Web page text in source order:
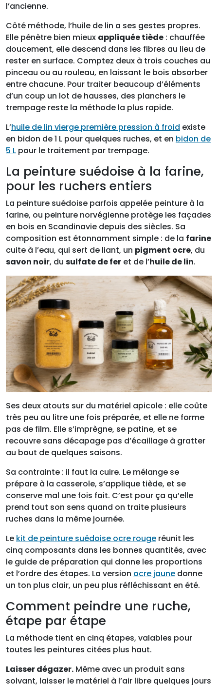
l’ancienne.
Côté méthode, l’huile de lin a ses gestes propres.
Elle pénètre bien mieux appliquée tiède : chauffée
doucement, elle descend dans les fibres au lieu de
rester en surface. Comptez deux à trois couches au
pinceau ou au rouleau, en laissant le bois absorber
entre chacune. Pour traiter beaucoup d’éléments
d’un coup un lot de hausses, des planchers le
trempage reste la méthode la plus rapide.
L’huile de lin vierge première pression à froid existe
en bidon de 1 L pour quelques ruches, et en bidon de
5 L pour le traitement par trempage.
La peinture suédoise à la farine,
pour les ruchers entiers
La peinture suédoise parfois appelée peinture à la
farine, ou peinture norvégienne protège les façades
en bois en Scandinavie depuis des siècles. Sa
composition est étonnamment simple : de la farine
cuite à l’eau, qui sert de liant, un pigment ocre, du
savon noir, du sulfate de fer et de l’huile de lin.
Ses deux atouts sur du matériel apicole : elle coûte
très peu au litre une fois préparée, et elle ne forme
pas de film. Elle s’imprègne, se patine, et se
recouvre sans décapage pas d’écaillage à gratter
au bout de quelques saisons.
Sa contrainte : il faut la cuire. Le mélange se
prépare à la casserole, s’applique tiède, et se
conserve mal une fois fait. C’est pour ça qu’elle
prend tout son sens quand on traite plusieurs
ruches dans la même journée.
Le kit de peinture suédoise ocre rouge réunit les
cinq composants dans les bonnes quantités, avec
le guide de préparation qui donne les proportions
et l’ordre des étapes. La version ocre jaune donne
un ton plus clair, un peu plus réfléchissant en été.
Comment peindre une ruche,
étape par étape
La méthode tient en cinq étapes, valables pour
toutes les peintures citées plus haut.
Laisser dégazer. Même avec un produit sans
solvant, laisser le matériel à l’air libre quelques jours